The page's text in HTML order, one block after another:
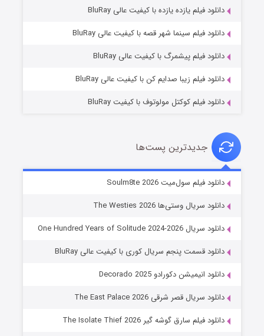
خاندان اژدها فصل ۳
جادوگری در مغولستان
دانلود فیلم یازده یازده با کیفیت عالی BluRay
دانلود فیلم سینما شهر قصه با کیفیت عالی BluRay
دانلود فیلم پیشمرگ با کیفیت عالی BluRay
دانلود فیلم زیبا صدایم کن با کیفیت عالی BluRay
دانلود فیلم کوکتل مولوتوف با کیفیت BluRay
جدیدترین پست‌ها
دانلود فیلم سول‌میت Soulm8te 2026
دانلود سریال وستی‌ها The Westies 2026
دانلود سریال One Hundred Years of Solitude 2024-2026
دانلود قسمت پنجم سریال کوری با کیفیت عالی BluRay
دانلود انیمیشن دکورادو Decorado 2025
دانلود سریال قصر شرقی The East Palace 2026
دانلود فیلم سارق گوشه گیر The Isolate Thief 2026